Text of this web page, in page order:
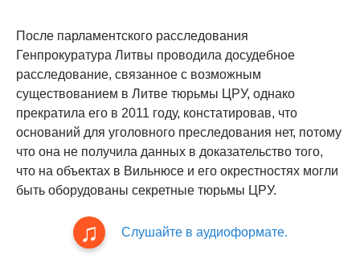
После парламентского расследования
Генпрокуратура Литвы проводила досудебное
расследование, связанное с возможным
существованием в Литве тюрьмы ЦРУ, однако
прекратила его в 2011 году, констатировав, что
оснований для уголовного преследования нет, потому
что она не получила данных в доказательство того,
что на объектах в Вильнюсе и его окрестностях могли
быть оборудованы секретные тюрьмы ЦРУ.
Слушайте в аудиоформате.